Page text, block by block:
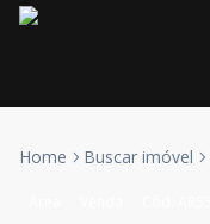
Home Buscar imóvel